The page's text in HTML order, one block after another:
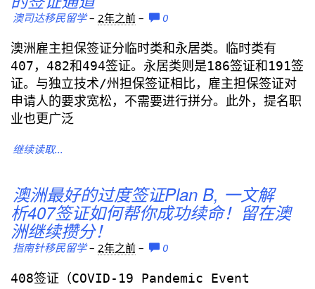
澳司达移民留学– 2年之前 – 0
澳洲雇主担保签证分临时类和永居类。临时类有
407，482和494签证。永居类则是186签证和191签
证。与独立技术/州担保签证相比，雇主担保签证对
申请人的要求宽松，不需要进行拼分。此外，提名职
业也更广泛
继续读取...
澳洲最好的过度签证Plan B, 一文解
析407签证如何帮你成功续命！留在澳
洲继续攒分！
指南针移民留学– 2年之前 – 0
408签证（COVID-19 Pandemic Event